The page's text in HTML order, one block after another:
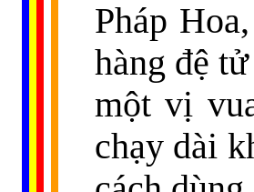
Pháp
hàng đệ
một vị
chạy dài